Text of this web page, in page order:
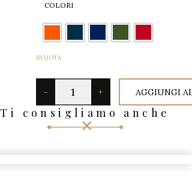
COLORI
SVUOTA
-
O
+ AGGIUNGI
Ti consigliamo anche